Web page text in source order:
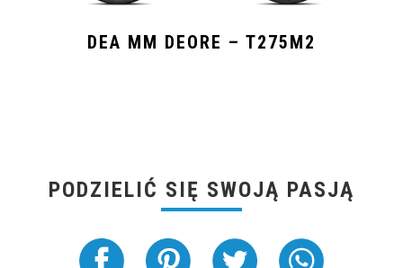
DEA MM DEORE – T275M2
PODZIELIĆ SIĘ SWOJĄ PASJĄ